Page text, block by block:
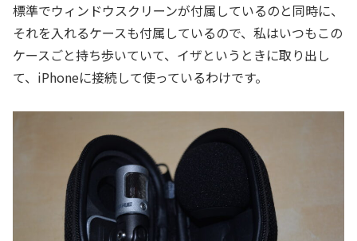
標準でウィンドウスクリーンが付属しているのと同時に、
それを入れるケースも付属しているので、私はいつもこの
ケースごと持ち歩いていて、イザというときに取り出し
て、iPhoneに接続して使っているわけです。